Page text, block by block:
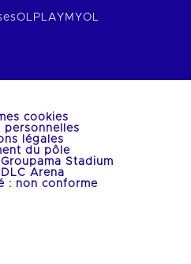
OLPLAY MYOL
cookies
personnelles
légales
du pôle
Stadium
Arena
: non conforme